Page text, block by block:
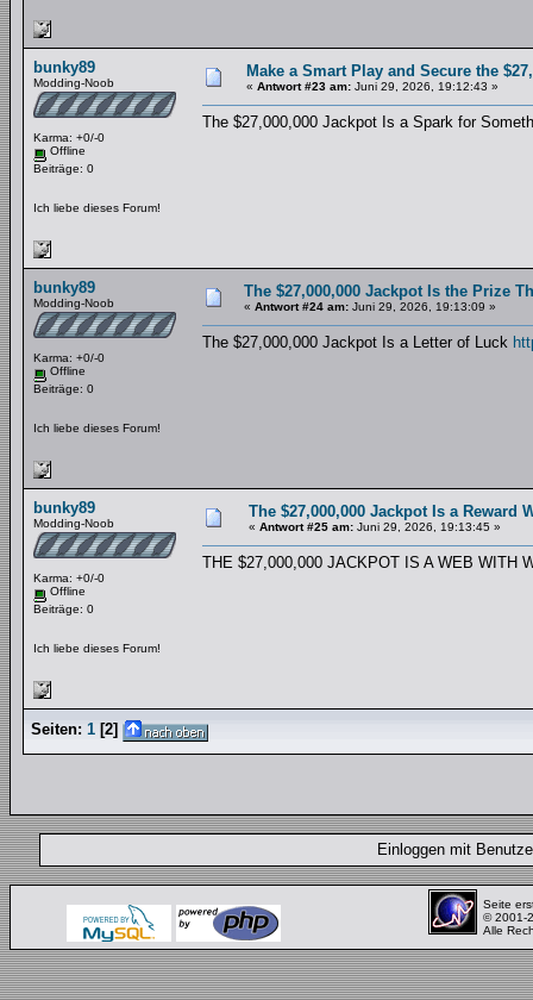
bunky89
Modding-Noob
Karma: +0/-0
Offline
Beiträge: 0
Ich liebe dieses Forum!
Make a Smart Play and Secure the
« Antwort #23 am: Juni 29, 2026, 19:12:43 »
The $27,000,000 Jackpot Is a Spark for
bunky89
Modding-Noob
Karma: +0/-0
Offline
Beiträge: 0
Ich liebe dieses Forum!
The $27,000,000 Jackpot Is the Prize
« Antwort #24 am: Juni 29, 2026, 19:13:09 »
The $27,000,000 Jackpot Is a Letter of Luck
bunky89
Modding-Noob
Karma: +0/-0
Offline
Beiträge: 0
Ich liebe dieses Forum!
The $27,000,000 Jackpot Is a Reward
« Antwort #25 am: Juni 29, 2026, 19:13:45 »
THE $27,000,000 JACKPOT IS A WEB WITH
Seiten: 1 [2]
Einloggen mit
Seite
© 2001-
Alle